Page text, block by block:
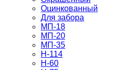
Оцинкованный
Для забора
МП-18
МП-20
МП-35
Н-114
Н-60